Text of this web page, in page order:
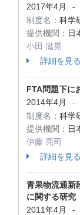
2017年4月
-
制度名： 科学
提供機関： 日
小田 滋晃
詳細を見る
FTA問題下に
2014年4月
-
制度名： 科学
提供機関： 日
伊藤 亮司
詳細を見る
青果物流通新
に関する研究
2011年4月
-